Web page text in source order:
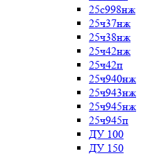
25с998нж
25ч37нж
25ч38нж
25ч42нж
25ч42п
25ч940нж
25ч943нж
25ч945нж
25ч945п
ДУ 100
ДУ 150